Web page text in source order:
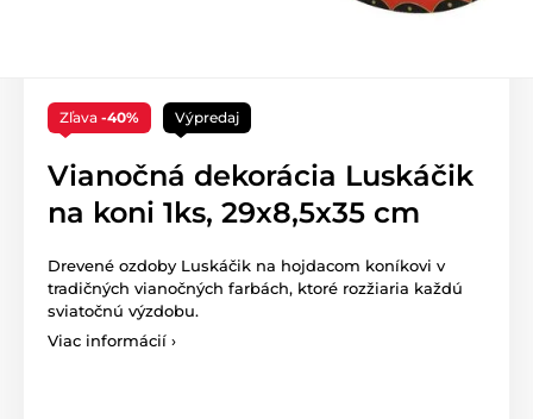
Zľava -40% Výpredaj
Vianočná dekorácia Luskáčik
na koni 1ks, 29x8,5x35 cm
Drevené ozdoby Luskáčik na hojdacom koníkovi v
tradičných vianočných farbách, ktoré rozžiaria každú
sviatočnú výzdobu.
Viac informácií ›